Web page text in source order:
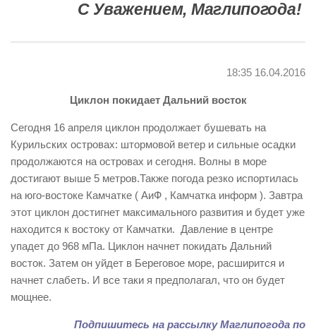
С Уважением, Маглипогода!
18:35 16.04.2016
Циклон покидает Дальний восток
Сегодня 16 апреля циклон продолжает бушевать на
Курильских островах: штормовой ветер и сильные осадки
продолжаются на островах и сегодня. Волны в море
достигают выше 5 метров.Также погода резко испортилась
на юго-востоке Камчатке ( АиФ , Камчатка информ ). Завтра
этот циклон достигнет максимального развития и будет уже
находится к востоку от Камчатки. Давление в центре
упадет до 968 мПа. Циклон начнет покидать Дальний
восток. Затем он уйдет в Береговое море, расширится и
начнет слабеть. И все таки я предполагал, что он будет
мощнее.
Подпишитесь на рассылку Маглипогода по